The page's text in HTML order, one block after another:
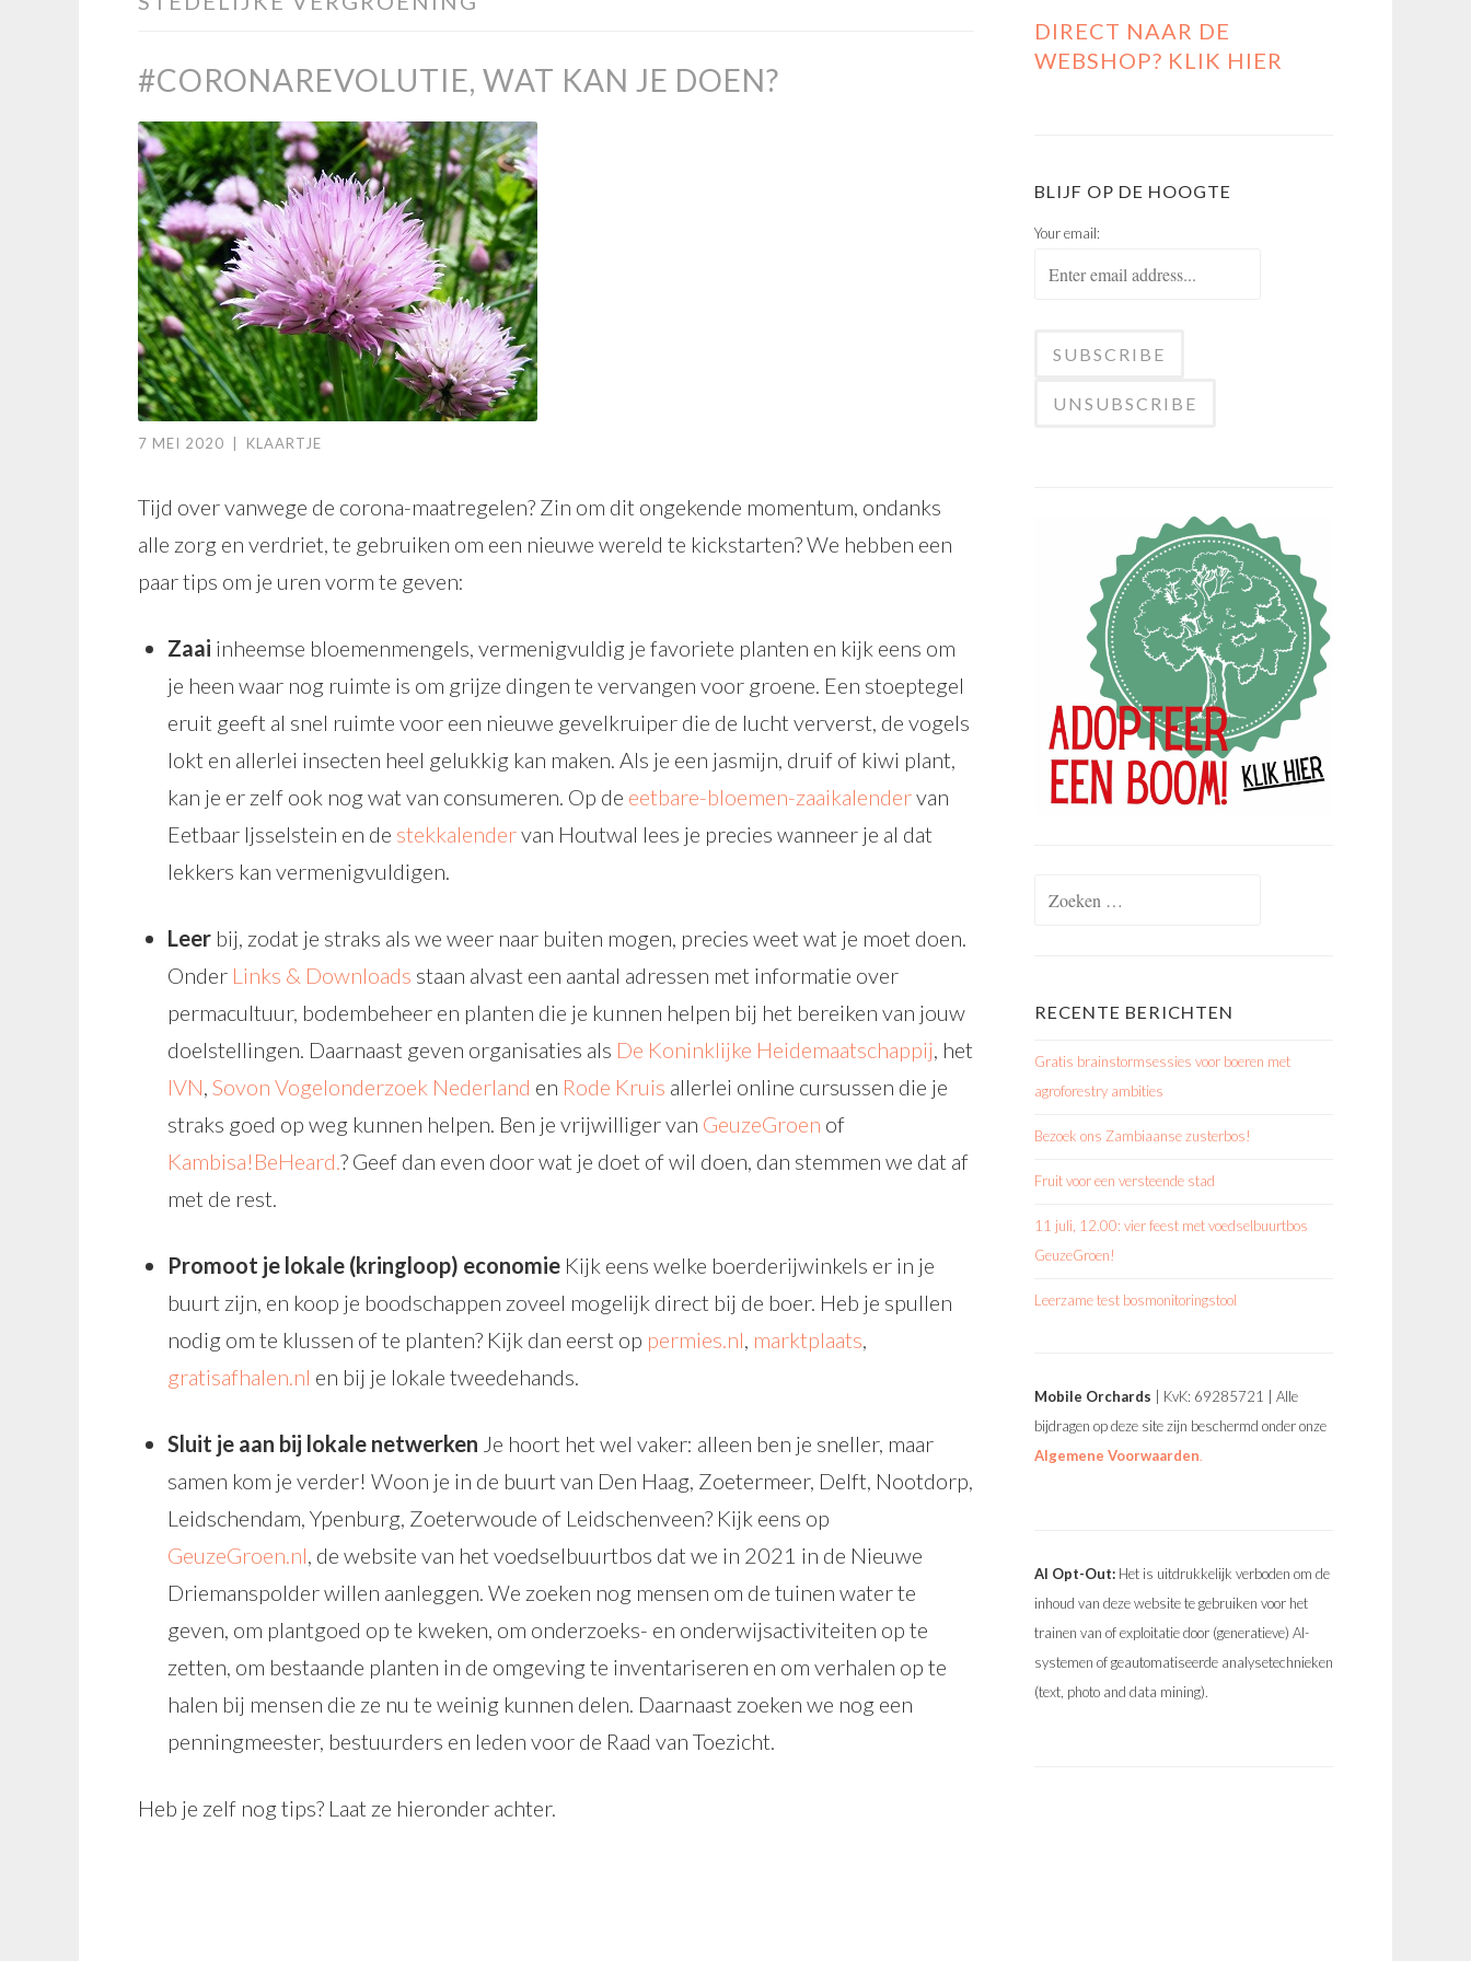
#CORONAREVOLUTIE, WAT KAN JE DOEN?
7 MEI 2020 KLAARTJE
Tijd over vanwege de corona-maatregelen? Zin om dit ongekende momentum, ondanks
alle zorg en verdriet, te gebruiken om een nieuwe wereld te kickstarten? We hebben een
paar tips om je uren vorm te geven:
Zaai inheemse bloemenmengels, vermenigvuldig je favoriete planten en kijk eens om
je heen waar nog ruimte is om grijze dingen te vervangen voor groene. Een stoeptegel
eruit geeft al snel ruimte voor een nieuwe gevelkruiper die de lucht ververst, de vogels
lokt en allerlei insecten heel gelukkig kan maken. Als je een jasmijn, druif of kiwi plant,
kan je er zelf ook nog wat van consumeren. Op de eetbare-bloemen-zaaikalendervan
Eetbaar Ijsselstein en de stekkalendervan Houtwal lees je precies wanneer je al dat
lekkers kan vermenigvuldigen.
Leer bij, zodat je straks als we weer naar buiten mogen, precies weet wat je moet doen.
Onder Links & Downloads staan alvast een aantal adressen met informatie over
permacultuur, bodembeheer en planten die je kunnen helpen bij het bereiken van jouw
doelstellingen. Daarnaast geven organisaties als De Koninklijke Heidemaatschappij, het
IVN, Sovon Vogelonderzoek Nederland en Rode Kruis allerlei online cursussen die je
straks goed op weg kunnen helpen. Ben je vrijwilliger van GeuzeGroen of
Kambisa!BeHeard.? Geef dan even door wat je doet of wil doen, dan stemmen we dat af
met de rest.
Promoot je lokale (kringloop) economie Kijk eens welke boerderijwinkels er in je
buurt zijn, en koop je boodschappen zoveel mogelijk direct bij de boer. Heb je spullen
nodig om te klussen of te planten? Kijk dan eerst op permies.nl, marktplaats,
gratisafhalen.nl en bij je lokale tweedehands.
Sluit je aan bij lokale netwerken Je hoort het wel vaker: alleen ben je sneller, maar
samen kom je verder! Woon je in de buurt van Den Haag, Zoetermeer, Delft, Nootdorp,
Leidschendam, Ypenburg, Zoeterwoude of Leidschenveen? Kijk eens op
GeuzeGroen.nl, de website van het voedselbuurtbos dat we in 2021 in de Nieuwe
Driemanspolder willen aanleggen. We zoeken nog mensen om de tuinen water te
geven, om plantgoed op te kweken, om onderzoeks- en onderwijsactiviteiten op te
zetten, om bestaande planten in de omgeving te inventariseren en om verhalen op te
halen bij mensen die ze nu te weinig kunnen delen. Daarnaast zoeken we nog een
penningmeester, bestuurders en leden voor de Raad van Toezicht.
Heb je zelf nog tips? Laat ze hieronder achter.
DIRECT NAAR DE
WEBSHOP? KLIK HIER
BLIJF OP DE HOOGTE
Your email:
RECENTE BERICHTEN
Gratis brainstormsessies voor boeren met
agroforestry ambities
Bezoek ons Zambiaanse zusterbos!
Fruit voor een versteende stad
11 juli, 12.00: vier feest met voedselbuurtbos
GeuzeGroen!
Leerzame test bosmonitoringstool
Mobile Orchards | KvK: 69285721 | Alle
bijdragen op deze site zijn beschermd onder onze
Algemene Voorwaarden.
AI Opt-Out: Het is uitdrukkelijk verboden om de
inhoud van deze website te gebruiken voor het
trainen van of exploitatie door (generatieve) AI-
systemen of geautomatiseerde analysetechnieken
(text, photo and data mining).